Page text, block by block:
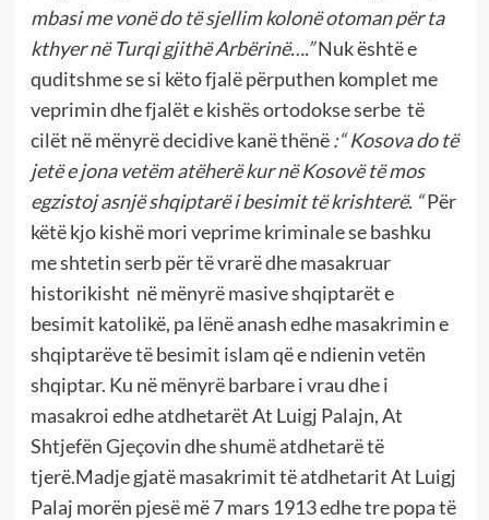
mbasi me vonë do të sjellim kolonë otoman për ta
kthyer në Turqi gjithë Arbërinë….”Nuk është e
quditshme se si këto fjalë përputhen komplet me
veprimin dhe fjalët e kishës ortodokse serbe të
cilët në mënyrë decidive kanë thënë:“Kosova do të
jetë e jona vetëm atëherë kur në Kosovë të mos
egzistoj asnjë shqiptarë i besimit të krishterë. “Për
këtë kjo kishë mori veprime kriminale se bashku
me shtetin serb për të vrarë dhe masakruar
historikisht në mënyrë masive shqiptarët e
besimit katolikë, pa lënë anash edhe masakrimin e
shqiptarëve të besimit islam që e ndienin vetën
shqiptar. Ku në mënyrë barbare i vrau dhe i
masakroi edhe atdhetarët At Luigj Palajn, At
Shtjefën Gjeçovin dhe shumë atdhetarë të
tjerë.Madje gjatë masakrimit të atdhetarit At Luigj
Palaj morën pjesë më 7 mars 1913 edhe tre popa të